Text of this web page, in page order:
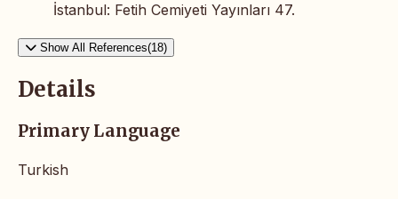
İstanbul: Fetih Cemiyeti Yayınları 47.
Show All References(18)
Details
Primary Language
Turkish